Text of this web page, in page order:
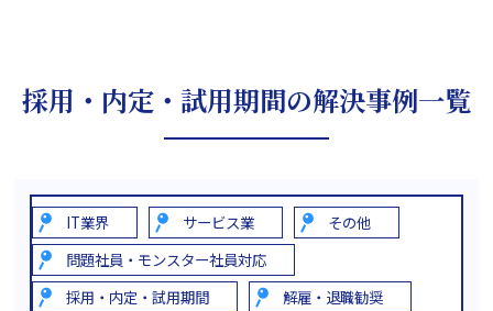
採用・内定・試用期間の解決事例一覧
IT業界 サービス業
その他
問題社員・モンスター社員対応
採用・内定・試用期間
解雇・退職勧奨